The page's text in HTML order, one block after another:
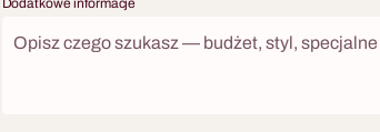
Dodatkowe informacje